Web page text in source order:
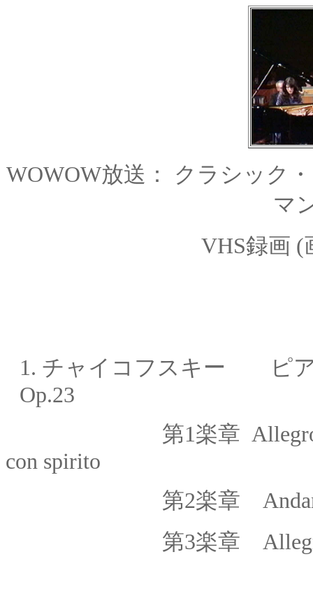
WOWOW放送： クラシック
マ
VHS録画 (
1. チャイコフスキー ピ
Op.23
第1楽章
con spirito
第2楽章
第3楽章